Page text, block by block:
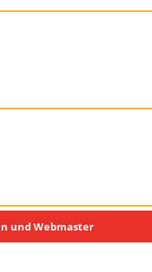
und Webmaster